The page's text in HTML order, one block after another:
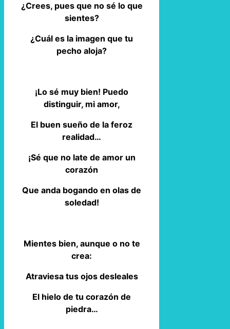
¿Crees, pues que no sé lo que
sientes?
¿Cuál es la imagen que tu
pecho aloja?
¡Lo sé muy bien! Puedo
distinguir, mi amor,
El buen sueño de la feroz
realidad…
¡Sé que no late de amor un
corazón
Que anda bogando en olas de
soledad!
Mientes bien, aunque o no te
crea:
Atraviesa tus ojos desleales
El hielo de tu corazón de
piedra…